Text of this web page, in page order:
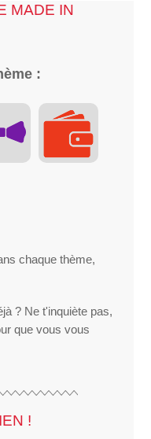
MADE IN
:
chaque thème,
? Ne t'inquiète pas,
que vous vous
!